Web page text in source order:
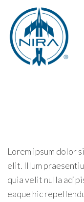
Lorem ipsum dolor
elit. Illum
quia velit nulla
eaque hic